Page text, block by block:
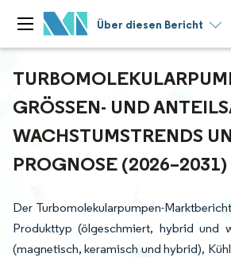
Über diesen Bericht
GRÖSSEN- UND
ACHSTUMSTRENDS
ROGNOSE (2026–2031)
Der Turbomolekularpumpen-
Produkttyp (ölgeschmiert, hybrid und
(magnetisch, keramisch und hybrid),